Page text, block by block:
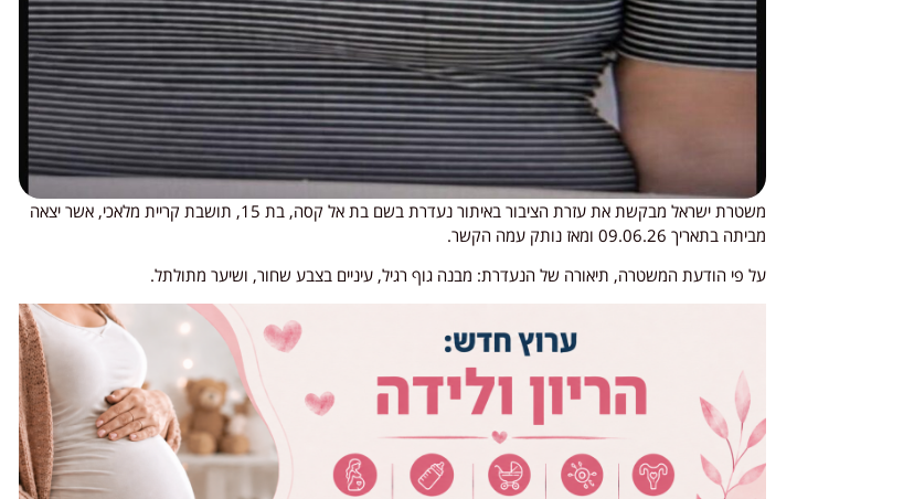
משטרת ישראל
מבקשת את עזרת הציבור באיתור נעדרת בשם בת אל קסה, בת 15, תושבת קריית מלאכי, אשר יצאה
מביתה בתאריך 09.06.26 ומאז נותק עמה הקשר.
על פי הודעת המשטרה, תיאורה של הנעדרת: מבנה גוף רגיל, עיניים בצבע שחור, ושיער מתולתל.